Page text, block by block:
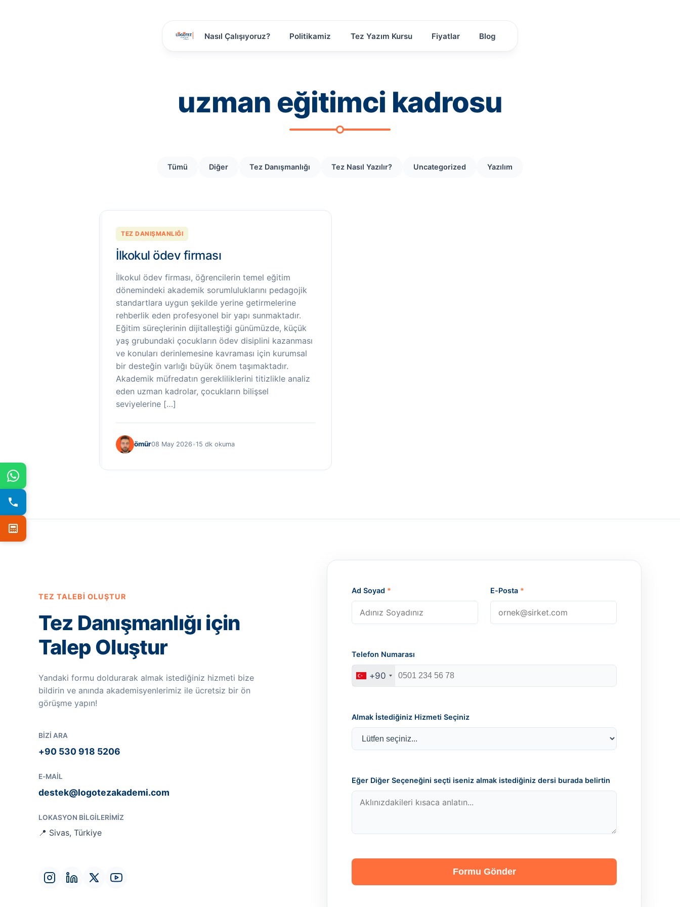
Nasıl Çalışıyoruz? Politikamiz Tez Yazım Kursu Fiyatlar Blog
uzman eğitimci kadrosu
Tümü Diğer Tez Danışmanlığı Tez Nasıl Yazılır? Uncategorized Yazılım
TEZ DANIŞMANLIĞI
İlkokul ödev firması
İlkokul ödev firması, öğrencilerin temel eğitim
dönemindeki akademik sorumluluklarını pedagojik
standartlara uygun şekilde yerine getirmelerine
rehberlik eden profesyonel bir yapı sunmaktadır.
Eğitim süreçlerinin dijitalleştiği günümüzde, küçük
yaş grubundaki çocukların ödev disiplini kazanması
ve konuları derinlemesine kavraması için kurumsal
bir desteğin varlığı büyük önem taşımaktadır.
Akademik müfredatın gerekliliklerini titizlikle analiz
eden uzman kadrolar, çocukların bilişsel
seviyelerine […]
ömür08 May 2026 •15 dk okuma
TEZ TALEBI OLUŞTUR
Tez Danışmanlığı için
Talep Oluştur
Yandaki formu doldurarak almak istediğiniz hizmeti bize
bildirin ve anında akademisyenlerimiz ile ücretsiz bir ön
görüşme yapın!
BIZI ARA
+90 530 918 5206
E-MAIL
destek@logotezakademi.com
LOKASYON BILGILERIMIZ
📍 Sivas, Türkiye
Ad Soyad * E-Posta *
Telefon Numarası
+90
Almak İstediğiniz Hizmeti Seçiniz
Eğer Diğer Seçeneğini seçti iseniz almak istediğiniz dersi burada belirtin
Formu Gönder